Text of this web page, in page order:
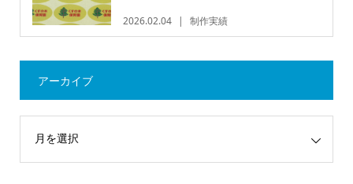
2026.02.04 制作実績
アーカイブ